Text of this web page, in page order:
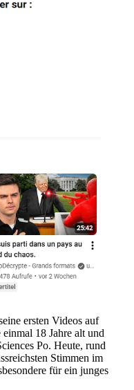
ersten Videos auf
18 Jahre alt und
Po. Heute, rund
Stimmen im
für ein junges